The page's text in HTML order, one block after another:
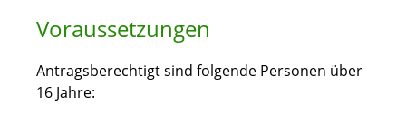
Voraussetzungen
Antragsberechtigt sind folgende Personen über
16 Jahre: